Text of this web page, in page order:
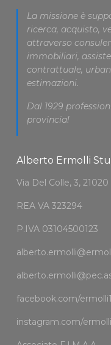
La missione è
ricerca, acquisto,
attraverso
immobiliari,
contrattuale,
estimazioni.
Dal 1929
provincia!
Alberto Ermolli
Via Del Colle, 3,
REA VA 323294
P.IVA 03104500123
facebook.com/
instagram.com/